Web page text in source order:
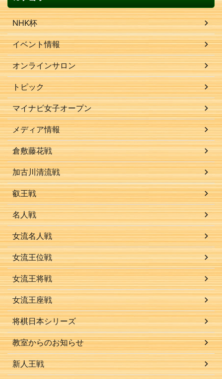
NHK杯
イベント情報
オンラインサロン
トピック
マイナビ女子オープン
メディア情報
倉敷藤花戦
加古川清流戦
叡王戦
名人戦
女流名人戦
女流王位戦
女流王将戦
女流王座戦
将棋日本シリーズ
教室からのお知らせ
新人王戦